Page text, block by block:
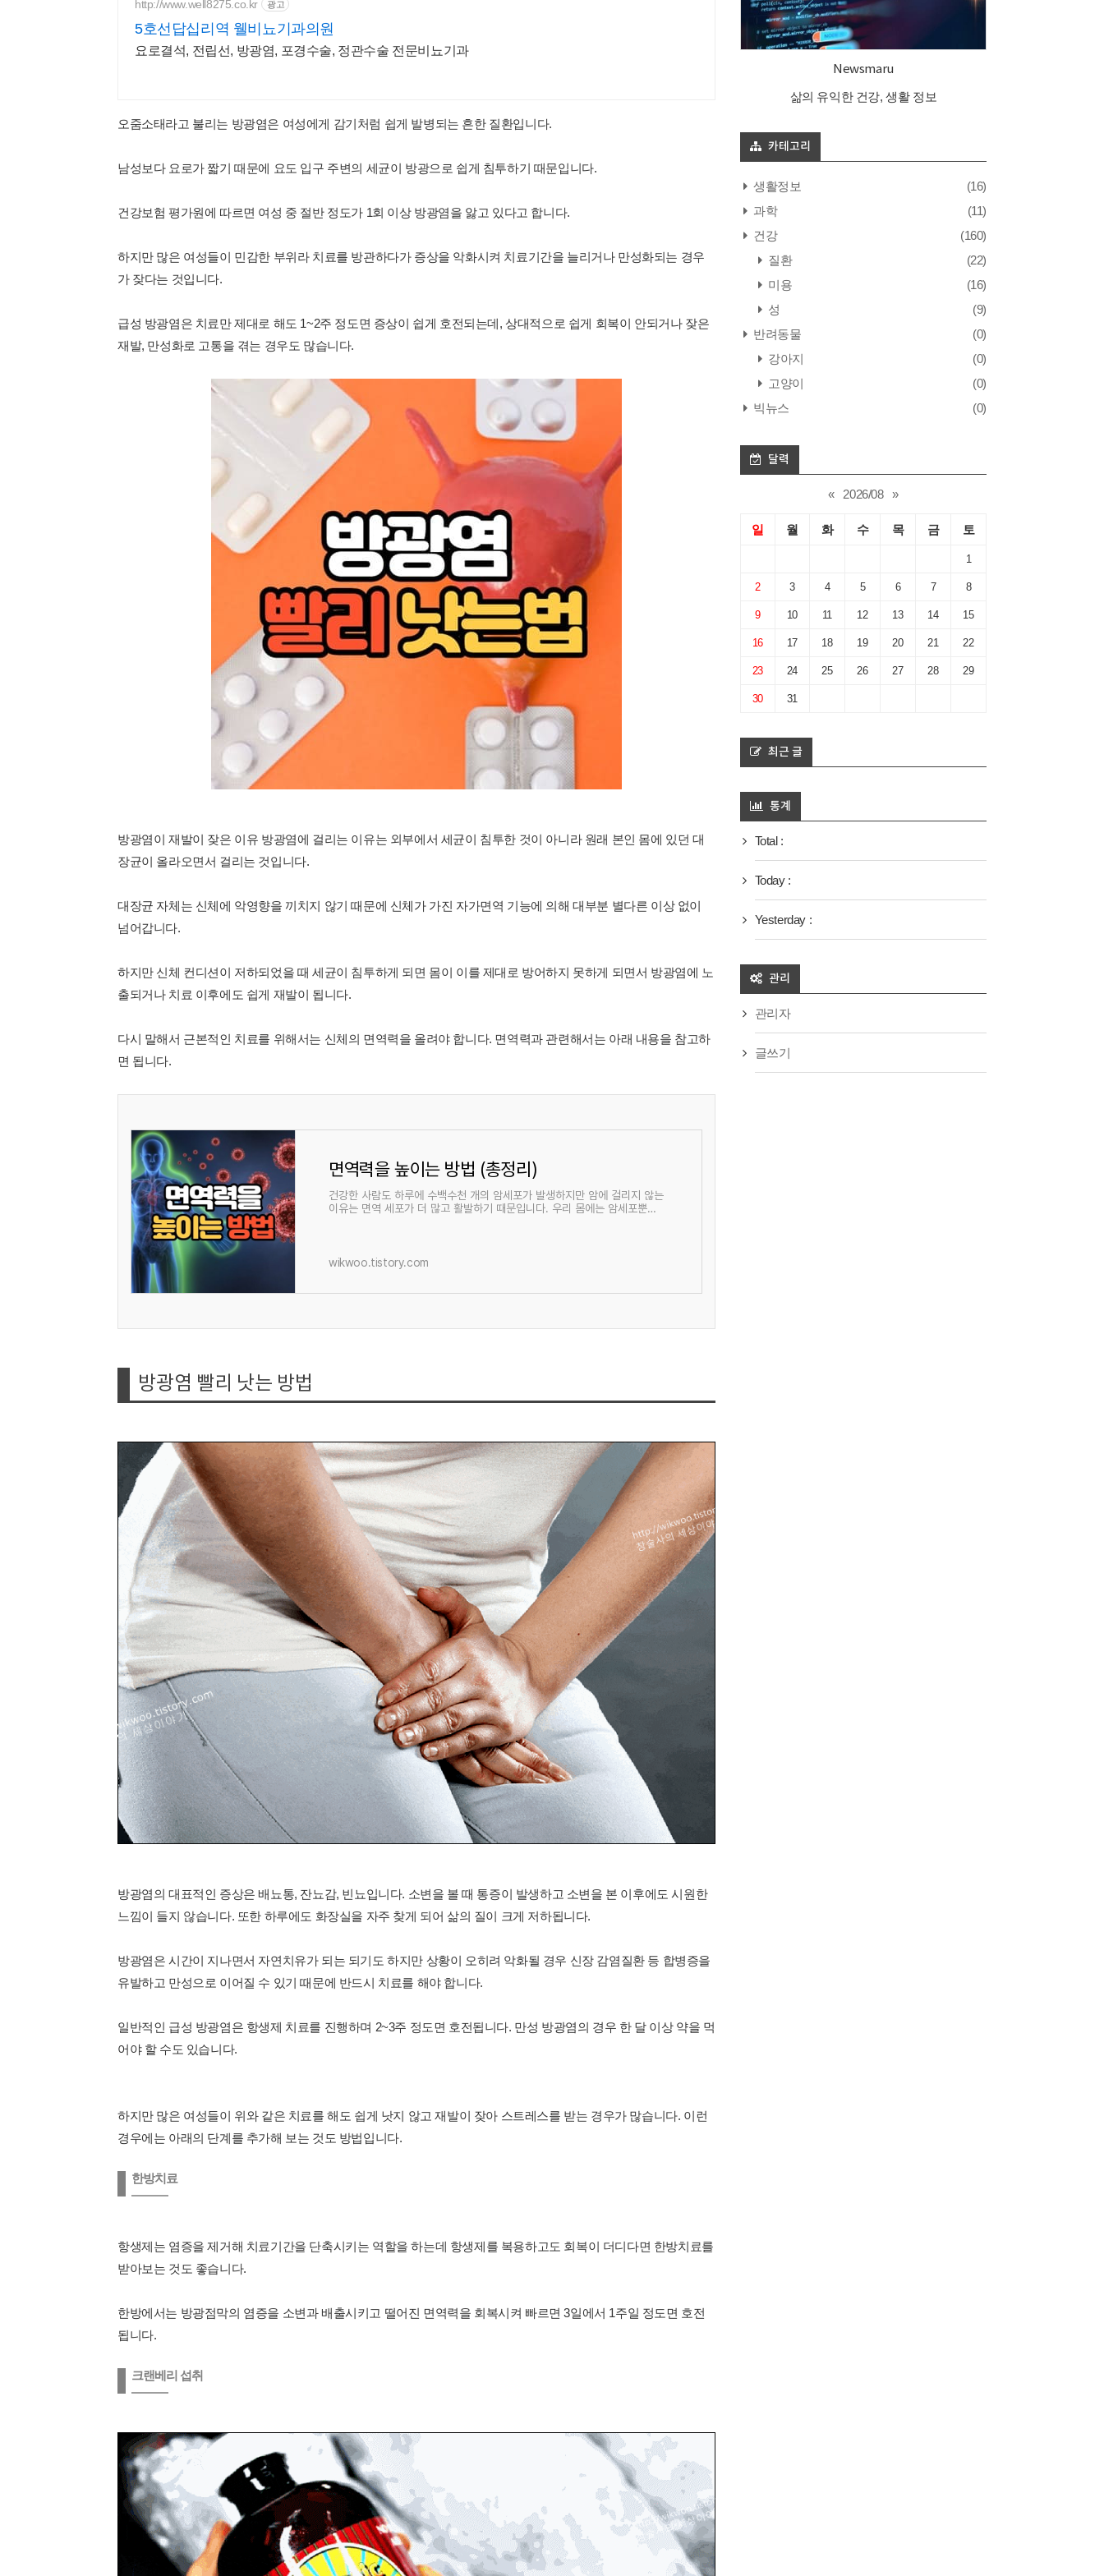
http://www.well8275.co.kr 광고
5호선답십리역 웰비뇨기과의원
요로결석, 전립선, 방광염, 포경수술, 정관수술 전문비뇨기과
오줌소태라고 불리는 방광염은 여성에게 감기처럼 쉽게 발병되는 흔한 질환입니다.
남성보다 요로가 짧기 때문에 요도 입구 주변의 세균이 방광으로 쉽게 침투하기 때문입니다.
건강보험 평가원에 따르면 여성 중 절반 정도가 1회 이상 방광염을 앓고 있다고 합니다.
하지만 많은 여성들이 민감한 부위라 치료를 방관하다가 증상을 악화시켜 치료기간을 늘리거나 만성화되는 경우
가 잦다는 것입니다.
급성 방광염은 치료만 제대로 해도 1~2주 정도면 증상이 쉽게 호전되는데, 상대적으로 쉽게 회복이 안되거나 잦은
재발, 만성화로 고통을 겪는 경우도 많습니다.
방광염이 재발이 잦은 이유 방광염에 걸리는 이유는 외부에서 세균이 침투한 것이 아니라 원래 본인 몸에 있던 대
장균이 올라오면서 걸리는 것입니다.
대장균 자체는 신체에 악영향을 끼치지 않기 때문에 신체가 가진 자가면역 기능에 의해 대부분 별다른 이상 없이
넘어갑니다.
하지만 신체 컨디션이 저하되었을 때 세균이 침투하게 되면 몸이 이를 제대로 방어하지 못하게 되면서 방광염에 노
출되거나 치료 이후에도 쉽게 재발이 됩니다.
다시 말해서 근본적인 치료를 위해서는 신체의 면역력을 올려야 합니다. 면역력과 관련해서는 아래 내용을 참고하
면 됩니다.
면역력을 높이는 방법 (총정리)
건강한 사람도 하루에 수백수천 개의 암세포가 발생하지만 암에 걸리지 않는
이유는 면역 세포가 더 많고 활발하기 때문입니다. 우리 몸에는 암세포뿐만
wikwoo.tistory.com
방광염 빨리 낫는 방법
방광염의 대표적인 증상은 배뇨통, 잔뇨감, 빈뇨입니다. 소변을 볼 때 통증이 발생하고 소변을 본 이후에도 시원한
느낌이 들지 않습니다. 또한 하루에도 화장실을 자주 찾게 되어 삶의 질이 크게 저하됩니다.
방광염은 시간이 지나면서 자연치유가 되는 되기도 하지만 상황이 오히려 악화될 경우 신장 감염질환 등 합병증을
유발하고 만성으로 이어질 수 있기 때문에 반드시 치료를 해야 합니다.
일반적인 급성 방광염은 항생제 치료를 진행하며 2~3주 정도면 호전됩니다. 만성 방광염의 경우 한 달 이상 약을 먹
어야 할 수도 있습니다.
하지만 많은 여성들이 위와 같은 치료를 해도 쉽게 낫지 않고 재발이 잦아 스트레스를 받는 경우가 많습니다. 이런
경우에는 아래의 단계를 추가해 보는 것도 방법입니다.
한방치료
항생제는 염증을 제거해 치료기간을 단축시키는 역할을 하는데 항생제를 복용하고도 회복이 더디다면 한방치료를
받아보는 것도 좋습니다.
한방에서는 방광점막의 염증을 소변과 배출시키고 떨어진 면역력을 회복시켜 빠르면 3일에서 1주일 정도면 호전
됩니다.
크랜베리 섭취
Newsmaru
삶의 유익한 건강, 생활 정보
카테고리
생활정보
(16)
과학
(11)
건강
(160)
질환
(22)
미용
(16)
성
(9)
반려동물
(0)
강아지
(0)
고양이
(0)
빅뉴스
(0)
달력
« 2026/08 »
일 월 화 수 목 금 토
1
2 3 4 5 6 7 8
9 10 11 12 13 14 15
16 17 18 19 20 21 22
23 24 25 26 27 28 29
30 31
최근 글
통계
Total :
Today :
Yesterday :
관리
관리자
글쓰기